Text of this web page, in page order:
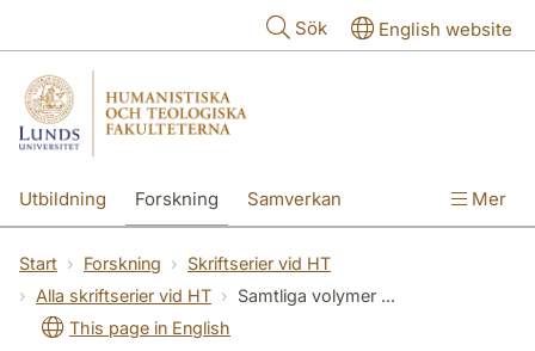
Sök English website
Utbildning Forskning Samverkan Mer
Start Forskning
Skriftserier vid HT
Alla skriftserier vid HT
Samtliga volymer ...
This page in English